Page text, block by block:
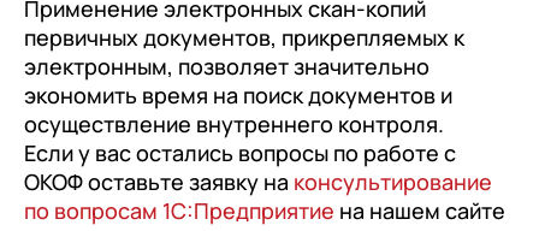
Применение электронных скан-копий
первичных документов, прикрепляемых к
электронным, позволяет значительно
экономить время на поиск документов и
осуществление внутреннего контроля.
Если у вас остались вопросы по работе с
ОКОФ оставьте заявку на консультирование
по вопросам 1С:Предприятие на нашем сайте